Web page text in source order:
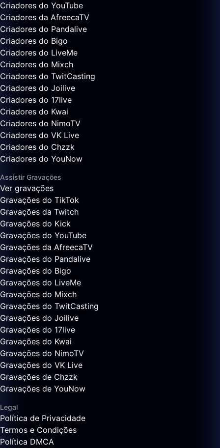
Criadores do YouTube
Criadores da AfreecaTV
Criadores do Pandalive
Criadores do Bigo
Criadores do LiveMe
Criadores do Mixch
Criadores do TwitCasting
Criadores do Joilive
Criadores do 17live
Criadores do Kwai
Criadores do NimoTV
Criadores do VK Live
Criadores do Chzzk
Criadores do YouNow
Assistir Gravações
Ver gravações
Gravações do TikTok
Gravações da Twitch
Gravações do Kick
Gravações do YouTube
Gravações da AfreecaTV
Gravações do Pandalive
Gravações do Bigo
Gravações do LiveMe
Gravações do Mixch
Gravações do TwitCasting
Gravações do Joilive
Gravações do 17live
Gravações do Kwai
Gravações do NimoTV
Gravações do VK Live
Gravações de Chzzk
Gravações de YouNow
Legal
Política de Privacidade
Termos e Condições
Política DMCA